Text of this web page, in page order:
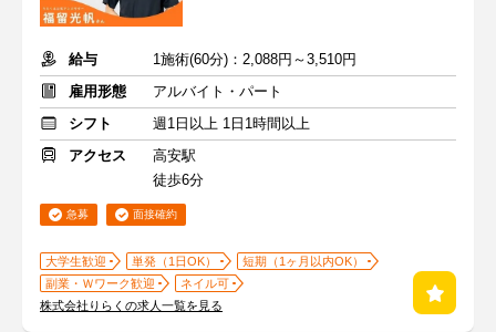
給与
1施術(60分)：2,088円～3,510円
雇用形態
アルバイト・パート
シフト
週1日以上 1日1時間以上
アクセス
高安駅
徒歩6分
急募 面接確約
大学生歓迎 単発（1日OK）
短期（1ヶ月以内OK）
副業・Ｗワーク歓迎
ネイル可
株式会社りらくの求人一覧を見る